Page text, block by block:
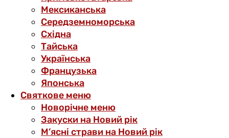
Мексиканська
Середземноморська
Східна
Тайська
Українська
Французька
Японська
Святкове меню
Новорічне меню
Закуски на Новий рік
М’ясні страви на Новий рік